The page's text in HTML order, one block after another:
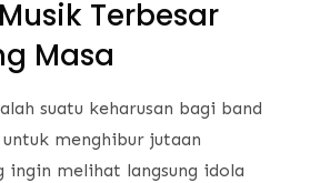
Terbesar
Masa
suatu keharusan bagi band
menghibur jutaan
ingin melihat langsung idola